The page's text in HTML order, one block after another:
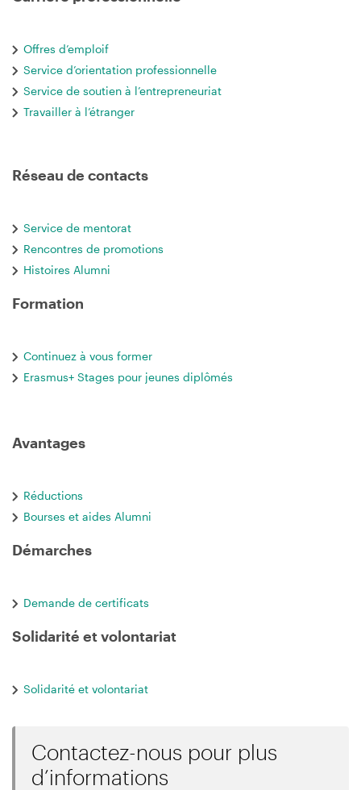
Offres d’emploif
Service d’orientation professionnelle
Service de soutien à l’entrepreneuriat
Travailler à l’étranger
Réseau de contacts
Service de mentorat
Rencontres de promotions
Histoires Alumni
Formation
Continuez à vous former
Erasmus+ Stages pour jeunes diplômés
Avantages
Réductions
Bourses et aides Alumni
Démarches
Demande de certificats
Solidarité et volontariat
Solidarité et volontariat
Contactez-nous pour plus
d’informations